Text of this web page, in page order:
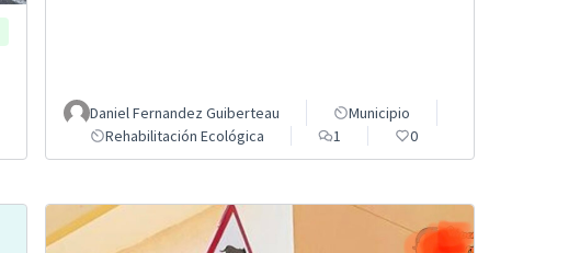
Daniel Fernandez Guiberteau
Municipio
Rehabilitación Ecológica
1 0